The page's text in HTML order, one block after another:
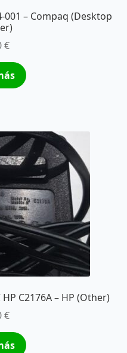
– Compaq (Desktop
€
C2176A – HP (Other)
€